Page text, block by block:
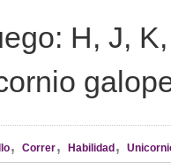
H, J,
, Correr, Habilidad ,